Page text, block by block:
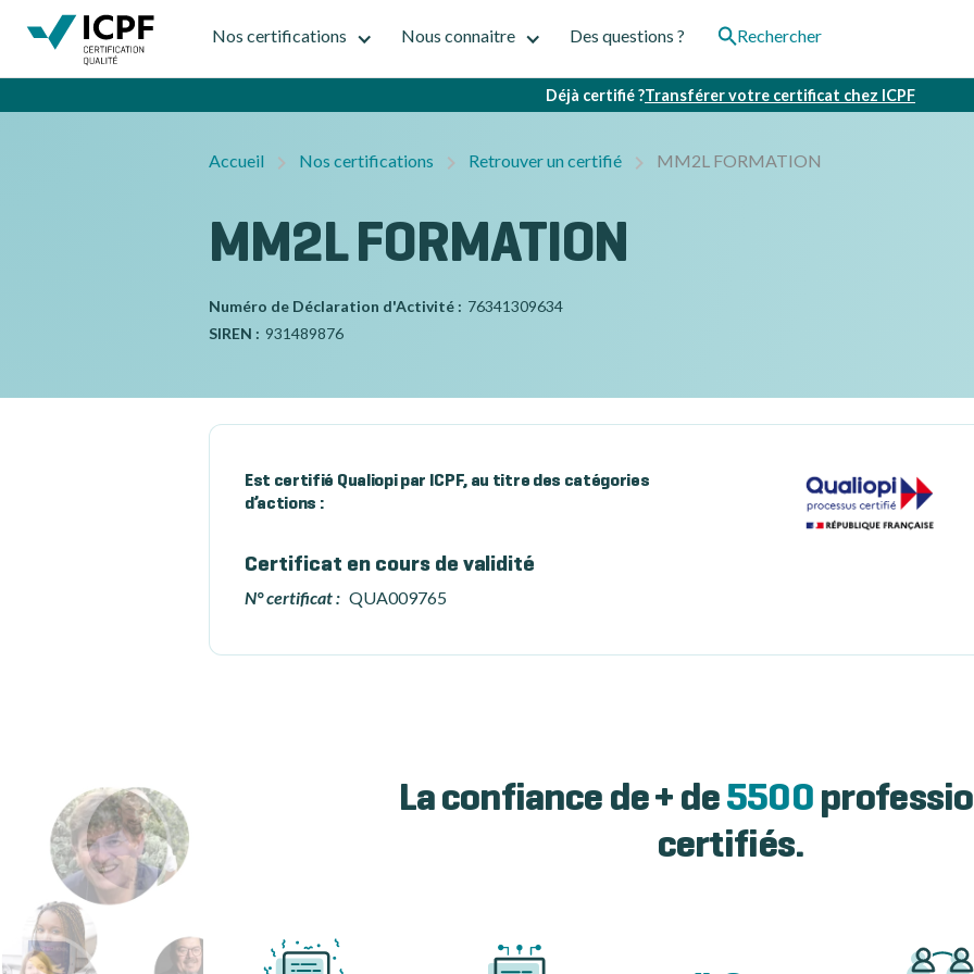
Nos certifications Nous connaitre Des questions ? Rechercher
Déjà certifié ?Transférer votre certificat chez ICPF
Accueil Nos certifications Retrouver un certifié MM2L FORMATION
MM2L FORMATION
Numéro de Déclaration d'Activité : 76341309634
SIREN : 931489876
Est certifié Qualiopi par ICPF, au titre des catégories
d’actions :
Certificat en cours de validité
N° certificat : QUA009765
La confiance de + de 5500
certifiés.